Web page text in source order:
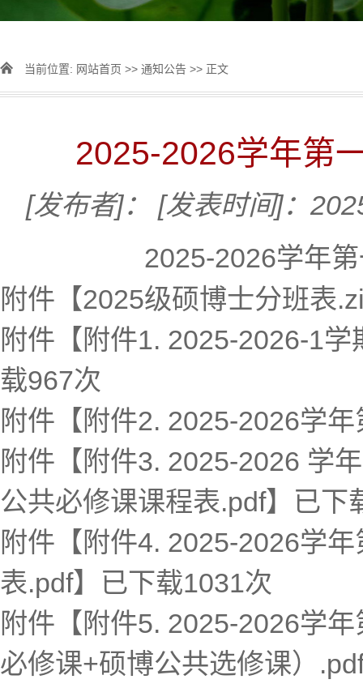
当前位置: 网站首页 >> 通知公告 >> 正文
2025-2026学年第
[发布者]：
[发表时间]：
2025-2026学年
附件【2025级硕博士分班表
附件【 附件1. 2025-2026-1
载967次
附件【 附件2. 2025-2026学
附件【 附件3. 2025-2026 学
公共必修课课程表.pdf】已下
附件【 附件4. 2025-2026学
表.pdf】已下载1031次
附件【 附件5. 2025-2026学
必修课+硕博公共选修课）